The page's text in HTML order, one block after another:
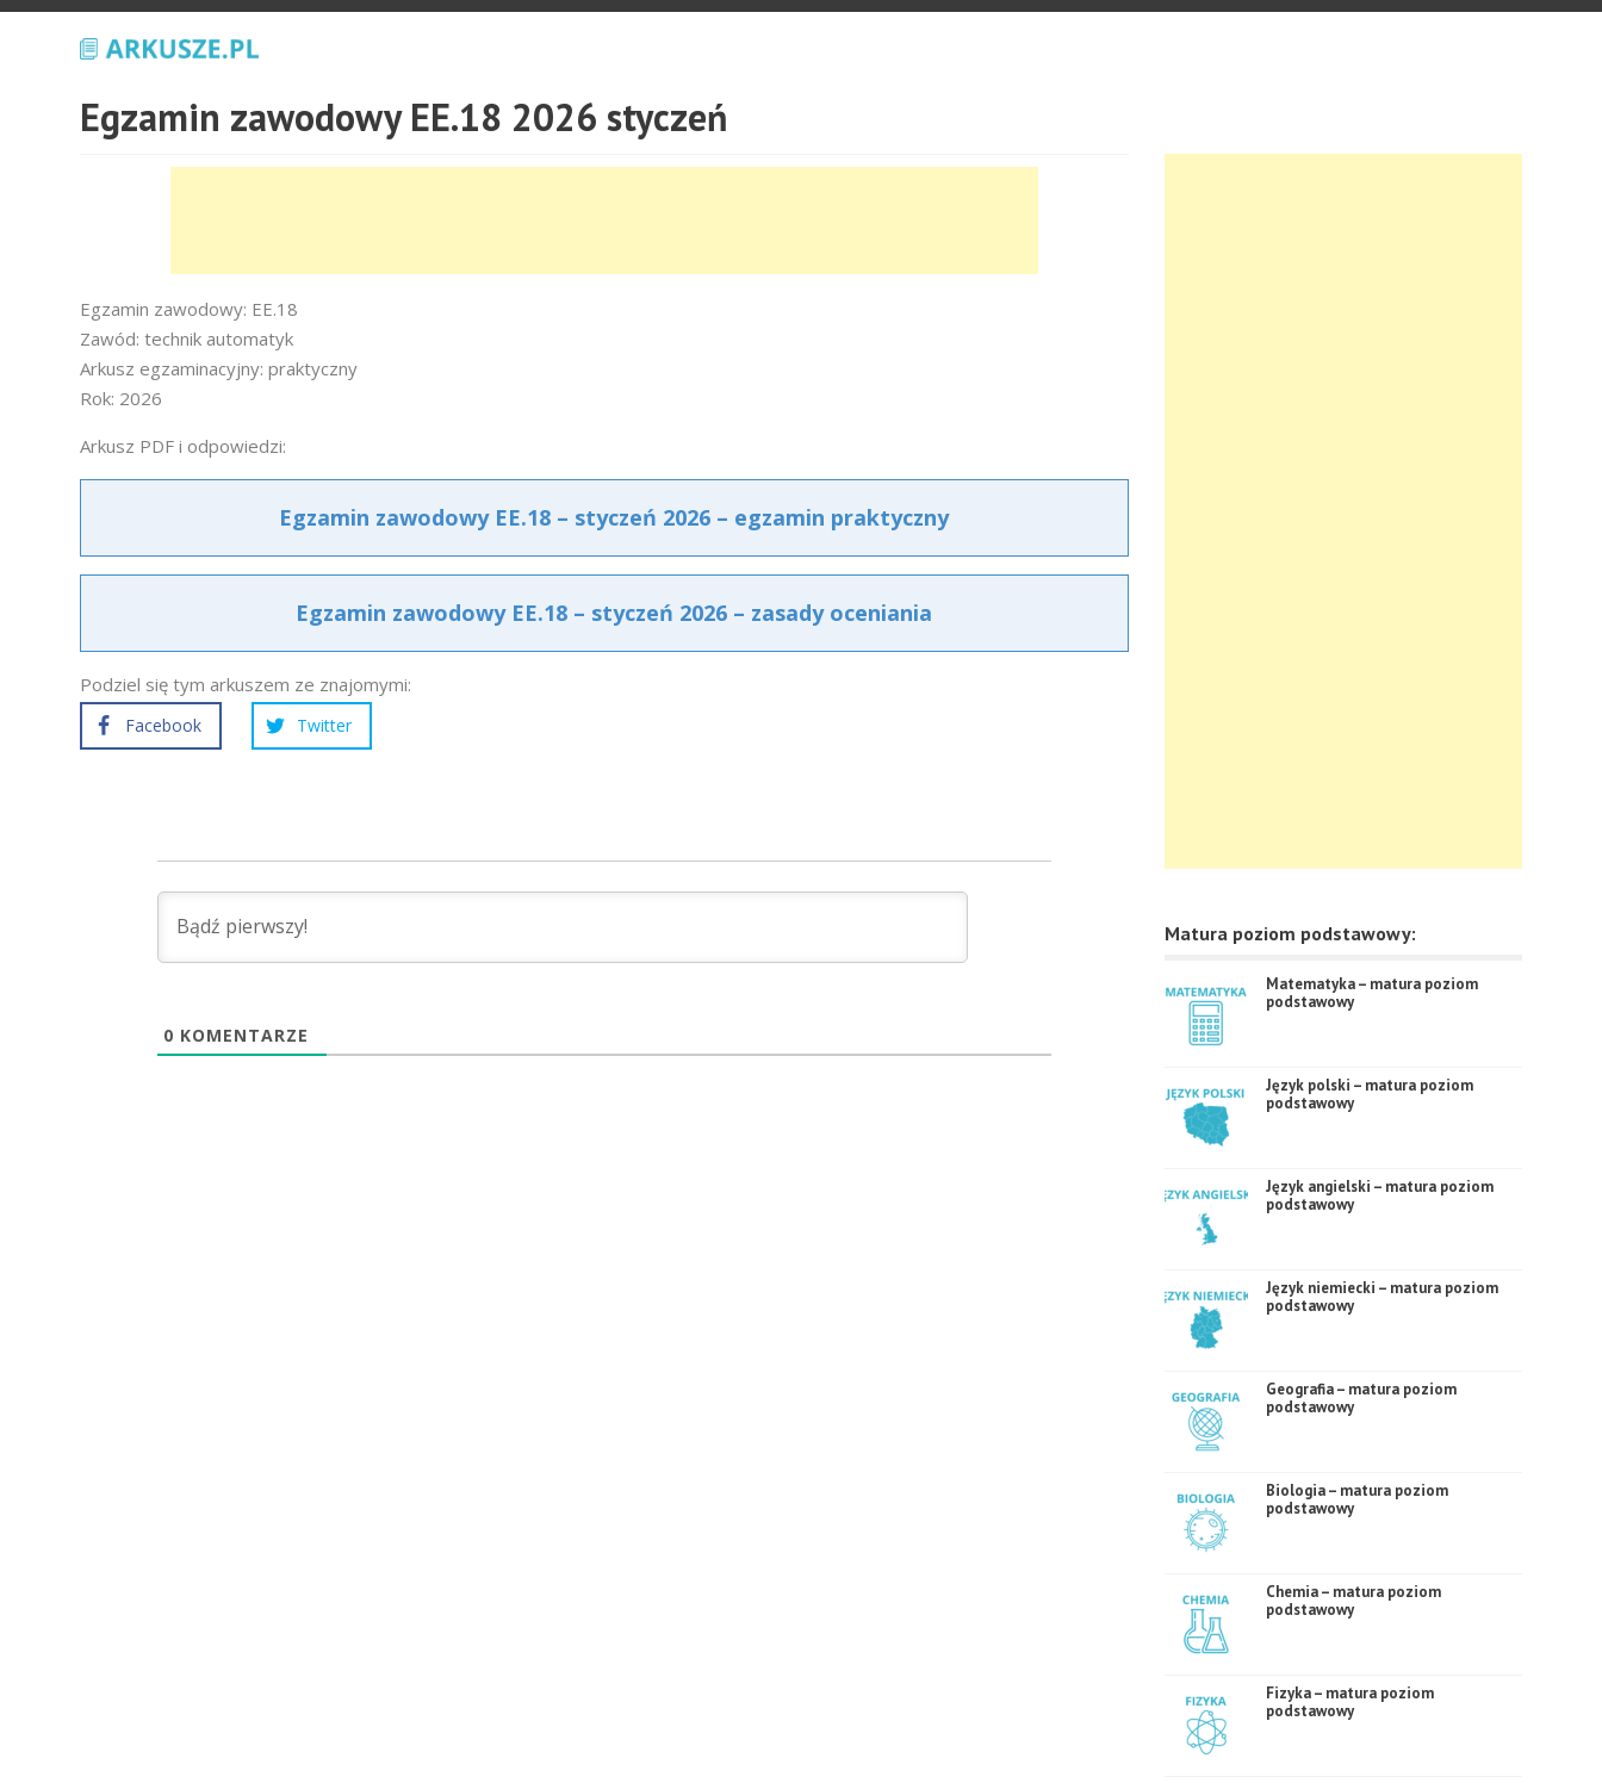
Egzamin zawodowy EE.18 2026 styczeń
Egzamin zawodowy: EE.18
Zawód: technik automatyk
Arkusz egzaminacyjny: praktyczny
Rok: 2026
Arkusz PDF i odpowiedzi:
Egzamin zawodowy EE.18 – styczeń 2026 – egzamin praktyczny
Egzamin zawodowy EE.18 – styczeń 2026 – zasady oceniania
Podziel się tym arkuszem ze znajomymi:
Facebook Twitter
0 KOMENTARZE
Matura poziom podstawowy:
Matematyka – matura poziom
podstawowy
Język polski – matura poziom
podstawowy
Język angielski – matura poziom
podstawowy
Język niemiecki – matura poziom
podstawowy
Geografia – matura poziom
podstawowy
Biologia – matura poziom
podstawowy
Chemia – matura poziom
podstawowy
Fizyka – matura poziom
podstawowy